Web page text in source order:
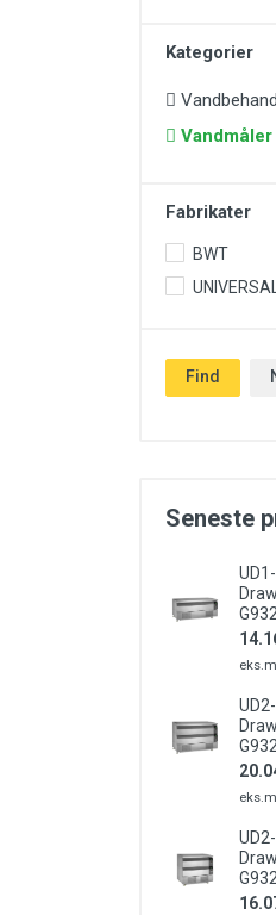
Kategorier
Vandmåler
Fabrikater
BWT
UNIVERSAL
Find
Seneste